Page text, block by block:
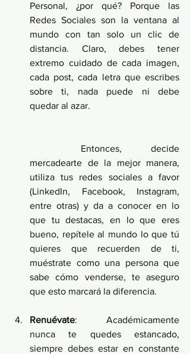
Personal, ¿por qué? Porque las
Redes Sociales son la ventana al
mundo con tan solo un clic de
distancia. Claro, debes tener
extremo cuidado de cada imagen,
cada post, cada letra que escribes
sobre ti, nada puede ni debe
quedar al azar.
mercadearte de la mejor manera,
utiliza tus redes sociales a favor
(LinkedIn, Facebook, Instagram,
entre otras) y da a conocer en lo
que tu destacas, en lo que eres
bueno, repítele al mundo lo que tú
quieres que recuerden de ti,
muéstrate como una persona que
sabe cómo venderse, te aseguro
que esto marcará la diferencia.
Renuévate: Académicamente
nunca te quedes estancado,
siempre debes estar en constante